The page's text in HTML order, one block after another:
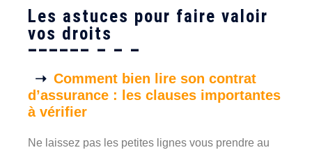
Les astuces pour faire valoir
vos droits
Comment bien lire son contrat
d’assurance : les clauses importantes
à vérifier
Ne laissez pas les petites lignes vous prendre au